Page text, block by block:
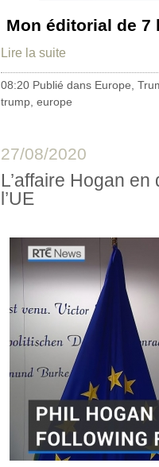
Mon éditorial de 7
Lire la suite
08:20 Publié dans Europe
trump europe
27/08/2020
L’affaire Hogan
l’UE